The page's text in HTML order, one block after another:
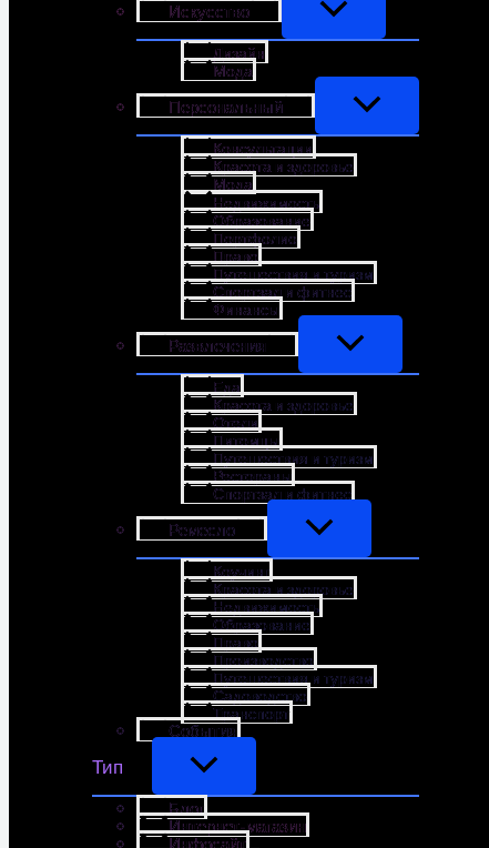
Искусство
Дизайн
Мода
Персональный
Консультации
Красота и здоровье
Мода
Недвижимость
Образование
Портфолио
Право
Путешествия и туризм
Спортзал и фитнес
Финансы
Развлечения
Еда
Красота и здоровье
Отели
Питомцы
Путешествия и туризм
Рестораны
Спортзал и фитнес
Ремесло
Коучинг
Красота и здоровье
Недвижимость
Образование
Право
Производство
Путешествия и туризм
Садоводство
Транспорт
События
Тип
Блог
Интернет-магазин